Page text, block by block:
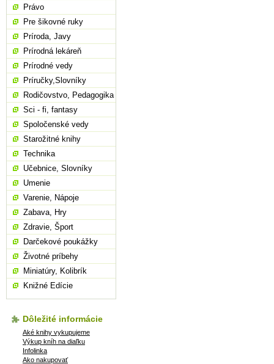
Právo
Pre šikovné ruky
Príroda, Javy
Prírodná lekáreň
Prírodné vedy
Príručky,Slovníky
Rodičovstvo, Pedagogika
Sci - fi, fantasy
Spoločenské vedy
Starožitné knihy
Technika
Učebnice, Slovníky
Umenie
Varenie, Nápoje
Zabava, Hry
Zdravie, Šport
Darčekové poukážky
Životné príbehy
Miniatúry, Kolibrík
Knižné Edície
Dôležité informácie
Aké knihy vykupujeme
Výkup kníh na diaľku
Infolinka
Ako nakupovať